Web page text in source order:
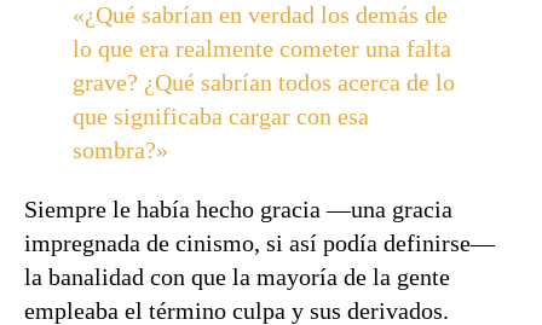
«¿Qué sabrían en verdad los demás de
lo que era realmente cometer una falta
grave? ¿Qué sabrían todos acerca de lo
que significaba cargar con esa
sombra?»
Siempre le había hecho gracia —una gracia
impregnada de cinismo, si así podía definirse—
la banalidad con que la mayoría de la gente
empleaba el término culpa y sus derivados.